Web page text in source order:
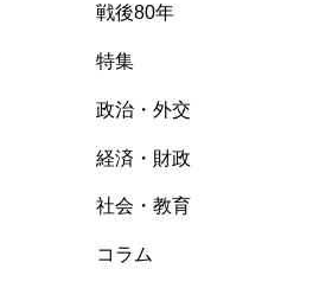
戦後80年
特集
政治・外交
経済・財政
社会・教育
コラム